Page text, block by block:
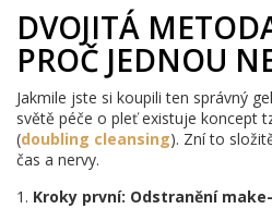
DVOJITÁ
PROČ JEDNOU
Jakmile jste si koupili ten správný
světě péče o pleť existuje koncept
(doubling cleansing). Zní to
čas a nervy.
Kroky první: Odstranění make-